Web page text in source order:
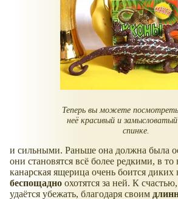
Теперь вы можете
неё красивый и замысловатый
спинке.
и сильными. Раньше она должна была
они становятся всё более редкими, в то
канарская ящерица очень боится
беспощадно охотятся за ней. К
удаётся убежать, благодаря своим